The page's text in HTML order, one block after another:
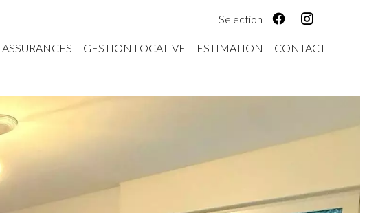
Selection
ASSURANCES GESTION LOCATIVE ESTIMATION CONTACT